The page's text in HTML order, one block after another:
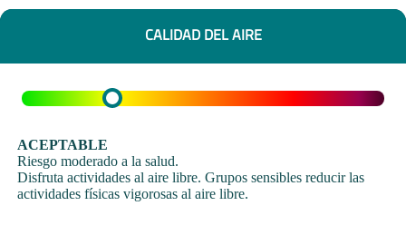
CALIDAD DEL AIRE
ACEPTABLE
Riesgo moderado a la salud.
Disfruta actividades al aire libre. Grupos sensibles reducir las
actividades físicas vigorosas al aire libre.